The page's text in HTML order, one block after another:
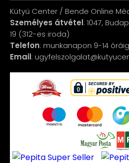
Kütyü Center / Bende Online
Személyes átvétel: 1047,
19 (312-es iroda)
Telefon: munkanapon 9-14
Email: